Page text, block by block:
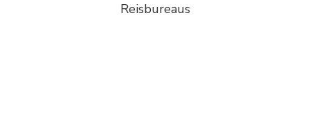
Reisbureaus